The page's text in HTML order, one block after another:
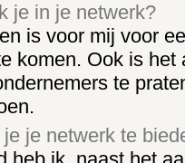
je in je netwerk?
is voor mij voor
komen. Ook is
te
je netwerk te